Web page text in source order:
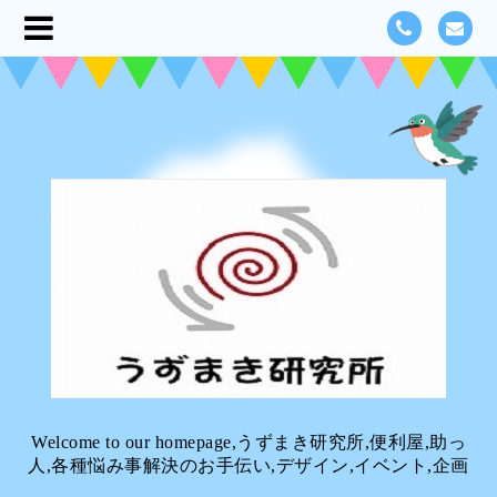
Welcome to our homepage,うずまき研究所,便利屋,助っ
人,各種悩み事解決のお手伝い,デザイン,イベント,企画